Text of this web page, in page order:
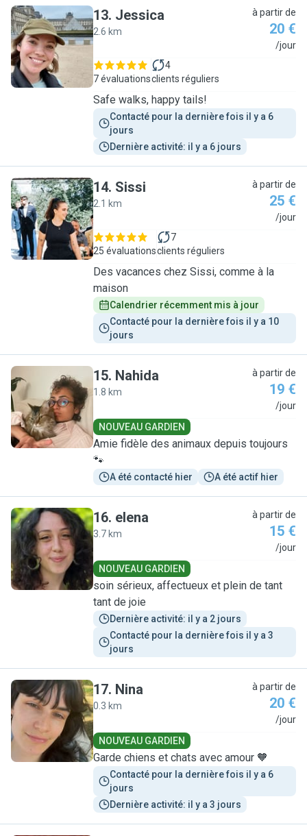
J
13. Jessica
2.6 km
à partir de
20 €
/jour
7 évaluations
4
clients réguliers
Safe walks, happy tails!
Contacté pour la dernière fois il y a 6
jours
Dernière activité: il y a 6 jours
S
14. Sissi
2.1 km
à partir de
25 €
/jour
25 évaluations
7
clients réguliers
Des vacances chez Sissi, comme à la
maison
Calendrier récemment mis à jour
Contacté pour la dernière fois il y a 10
jours
N
15. Nahida
1.8 km
à partir de
19 €
/jour
NOUVEAU GARDIEN
Amie fidèle des animaux depuis toujours
🐾
A été contacté hier A été actif hier
E
16. elena
3.7 km
à partir de
15 €
/jour
NOUVEAU GARDIEN
soin sérieux, affectueux et plein de tant
tant de joie
Dernière activité: il y a 2 jours
Contacté pour la dernière fois il y a 3
jours
N
17. Nina
0.3 km
à partir de
20 €
/jour
NOUVEAU GARDIEN
Garde chiens et chats avec amour 🧡
Contacté pour la dernière fois il y a 6
jours
Dernière activité: il y a 3 jours